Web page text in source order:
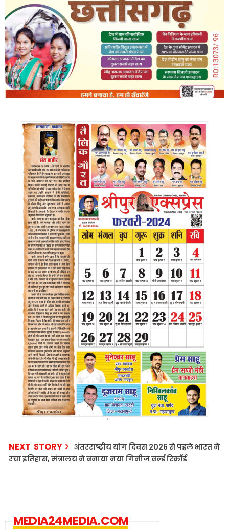
NEXT STORY
अंतरराष्ट्रीय योग दिवस 2026 से पहले भारत ने
रचा इतिहास, मंत्रालय ने बनाया नया गिनीज वर्ल्ड रिकॉर्ड
MEDIA24MEDIA.COM